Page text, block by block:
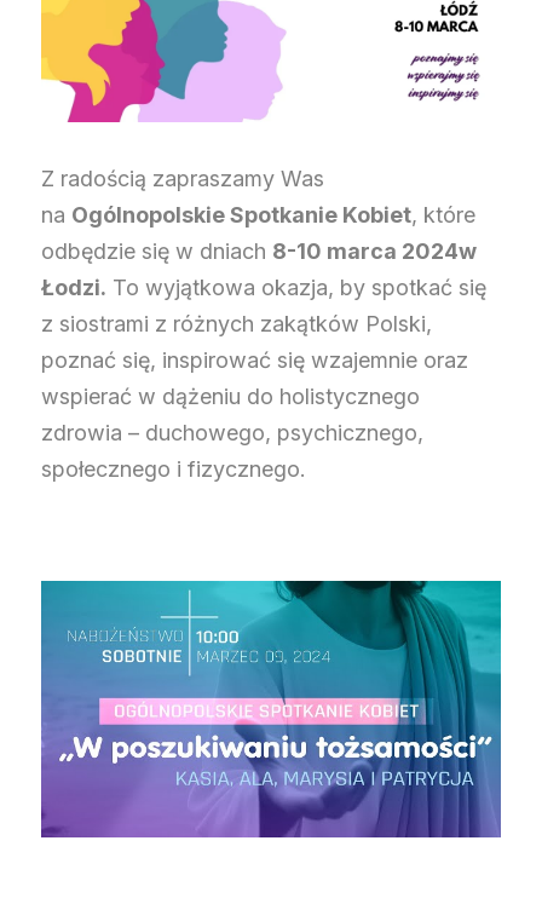
Z radością zapraszamy Was
na Ogólnopolskie Spotkanie Kobiet, które
odbędzie się w dniach 8-10 marca 2024w
Łodzi. To wyjątkowa okazja, by spotkać się
z siostrami z różnych zakątków Polski,
poznać się, inspirować się wzajemnie oraz
wspierać w dążeniu do holistycznego
zdrowia – duchowego, psychicznego,
społecznego i fizycznego.